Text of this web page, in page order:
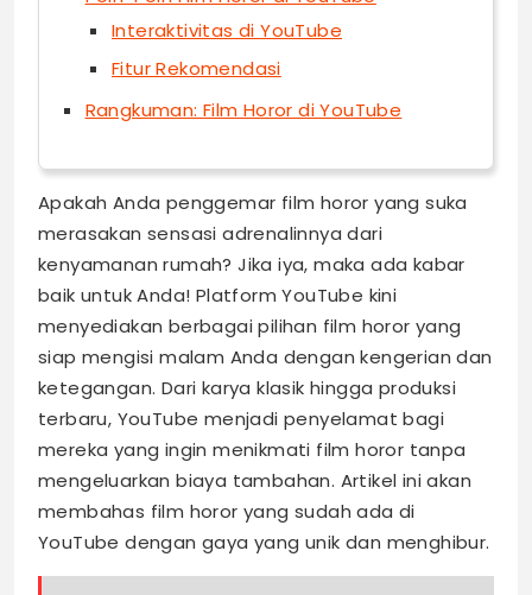
Interaktivitas di YouTube
Fitur Rekomendasi
Rangkuman: Film Horor di YouTube
Apakah Anda penggemar film horor yang suka
merasakan sensasi adrenalinnya dari
kenyamanan rumah? Jika iya, maka ada kabar
baik untuk Anda! Platform YouTube kini
menyediakan berbagai pilihan film horor yang
siap mengisi malam Anda dengan kengerian dan
ketegangan. Dari karya klasik hingga produksi
terbaru, YouTube menjadi penyelamat bagi
mereka yang ingin menikmati film horor tanpa
mengeluarkan biaya tambahan. Artikel ini akan
membahas film horor yang sudah ada di
YouTube dengan gaya yang unik dan menghibur.